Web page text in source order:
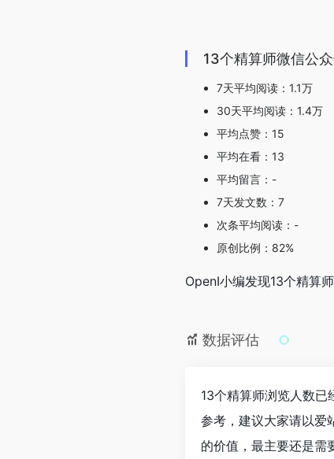
13个精算师微信公
7天平均阅读：1.1万
30天平均阅读：1.4万
平均点赞：15
平均在看：13
平均留言：-
7天发文数：7
次条平均阅读：-
原创比例：82%
OpenI小编发现13个精算
数据评估
13个精算师浏览人数
参考，建议大家请以爱
的价值，最主要还是需